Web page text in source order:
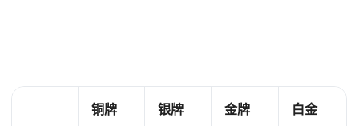
铜牌 银牌 金牌 白金